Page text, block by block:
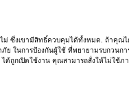
ม่ ซึ่งเขามีสิทธิ์ควบคุมได้ทั้งหมด. ถ้าคุณ
ภัย ในการป้องกันผู้ใช้ ที่พยายามรบกวนก
ด้ถูกเปิดใช้งาน คุณสามารถสั่งให้ไม่ใช้